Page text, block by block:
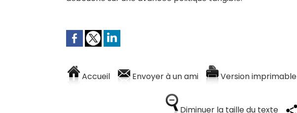
Accueil Envoyer à un ami Version imprimable
Diminuer la taille du texte